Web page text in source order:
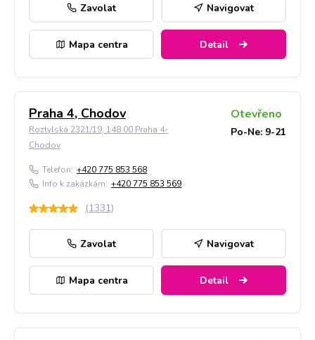
Zavolat Navigovat
Mapa centra Detail
Praha 4, Chodov
Roztylská 2321/19, 148 00 Praha 4-
Chodov
Otevřeno
Po-Ne: 9-21
Telefon: +420 775 853 568
Info k zakázkám: +420 775 853 569
(1331)
Zavolat Navigovat
Mapa centra Detail